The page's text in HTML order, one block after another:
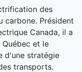
des
carbone. Président
Canada, il a
et le
d'une stratégie
transports.